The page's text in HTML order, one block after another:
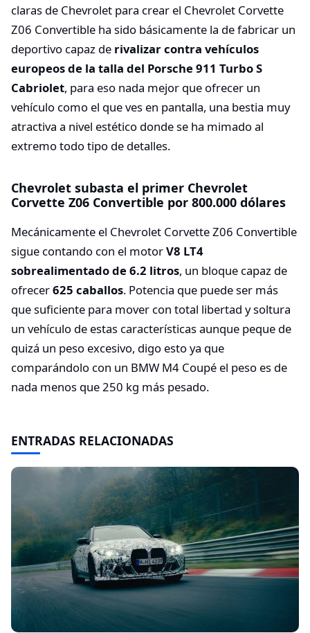
claras de Chevrolet para crear el Chevrolet Corvette
Z06 Convertible ha sido básicamente la de fabricar un
deportivo capaz de rivalizar contra vehículos
europeos de la talla del Porsche 911 Turbo S
Cabriolet, para eso nada mejor que ofrecer un
vehículo como el que ves en pantalla, una bestia muy
atractiva a nivel estético donde se ha mimado al
extremo todo tipo de detalles.
Chevrolet subasta el primer Chevrolet
Corvette Z06 Convertible por 800.000 dólares
Mecánicamente el Chevrolet Corvette Z06 Convertible
sigue contando con el motorV8 LT4
sobrealimentado de 6.2 litros, un bloque capaz de
ofrecer625 caballos. Potencia que puede ser más
que suficiente para mover con total libertad y soltura
un vehículo de estas características aunque peque de
quizá un peso excesivo, digo esto ya que
comparándolo con un BMW M4 Coupé el peso es de
nada menos que 250 kg más pesado.
ENTRADAS RELACIONADAS